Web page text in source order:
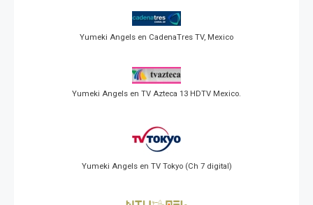
Yumeki Angels en CadenaTres TV, Mexico
Yumeki Angels en TV Azteca 13 HDTV Mexico.
Yumeki Angels en TV Tokyo (Ch 7 digital)